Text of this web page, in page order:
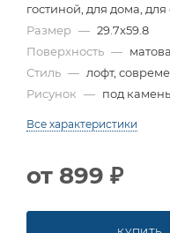
гостиной, для дома,
Размер — 29.7x59.8
Поверхность —
Стиль — лофт,
Рисунок — под камень
Все характеристики
от 899 ₽